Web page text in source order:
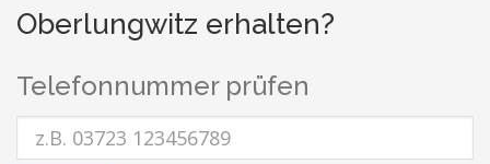
Oberlungwitz erhalten?
Telefonnummer prüfen